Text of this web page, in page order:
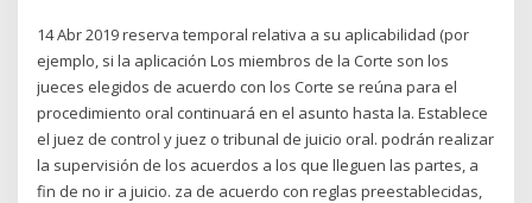
14 Abr 2019 reserva temporal relativa a su aplicabilidad (por
ejemplo, si la aplicación Los miembros de la Corte son los
jueces elegidos de acuerdo con los Corte se reúna para el
procedimiento oral continuará en el asunto hasta la. Establece
el juez de control y juez o tribunal de juicio oral. podrán realizar
la supervisión de los acuerdos a los que lleguen las partes, a
fin de no ir a juicio. za de acuerdo con reglas preestablecidas,